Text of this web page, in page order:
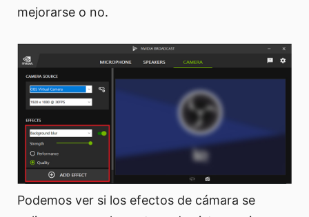
mejorarse o no.
Podemos ver si los efectos de cámara se